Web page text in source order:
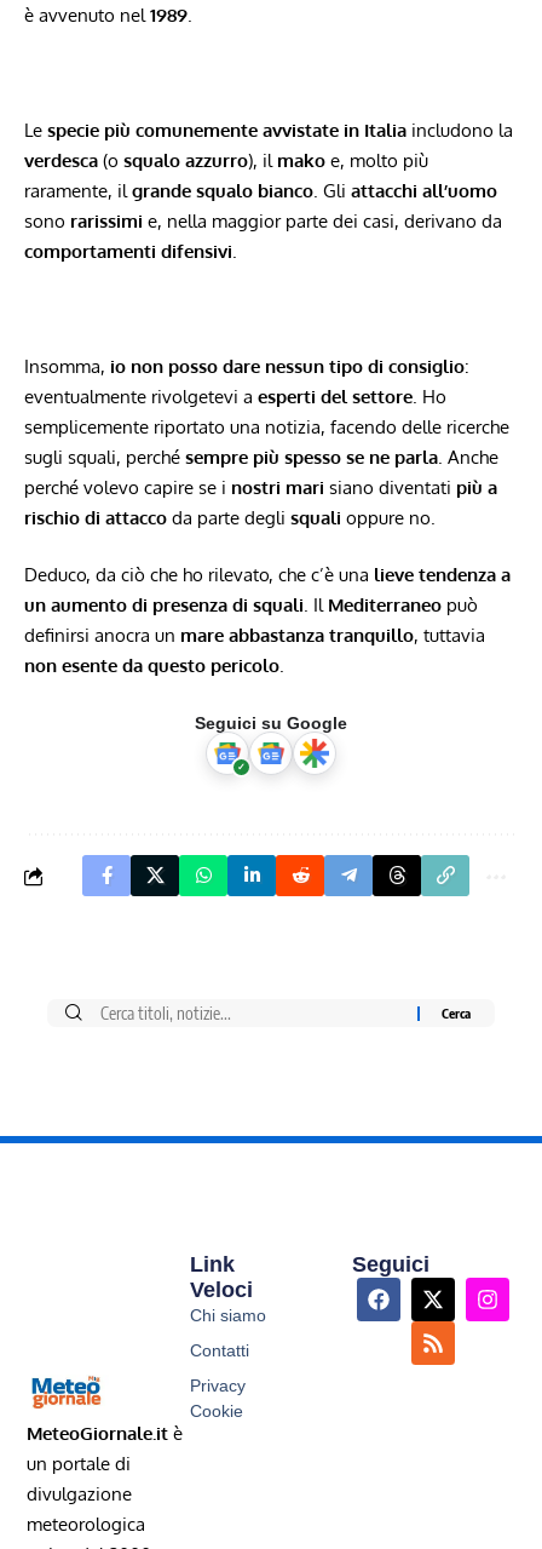
è avvenuto nel1989.
Le specie più comunemente avvistate in Italia includono la
verdesca (o squalo azzurro), il mako e, molto più
raramente, ilgrande squalo bianco. Gli attacchi all’uomo
sono rarissimi e, nella maggior parte dei casi, derivano da
comportamenti difensivi.
Insomma, io non posso dare nessun tipo di consiglio:
eventualmente rivolgetevi a esperti del settore. Ho
semplicemente riportato una notizia, facendo delle ricerche
sugli squali, perché sempre più spesso se ne parla. Anche
perché volevo capire se i nostri mari siano diventati più a
rischio di attacco da parte degli squali oppure no.
Deduco, da ciò che ho rilevato, che c’è una lieve tendenza a
un aumento di presenza di squali. Il Mediterraneo può
definirsi anocra un mare abbastanza tranquillo, tuttavia
non esente da questo pericolo.
Seguici su Google
MeteoGiornale.it è
un portale di
divulgazione
meteorologica
Link
Veloci
Chi siamo
Contatti
Privacy
Cookie
Seguici